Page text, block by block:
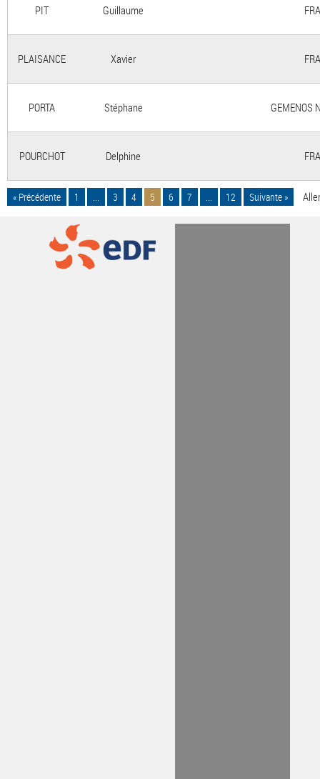
PIT Guillaume
PLAISANCE Xavier
PORTA Stéphane GEMENOS
POURCHOT Delphine
« Précédente 1 ... 3 4 5 6 7 ... 12 Suivante »